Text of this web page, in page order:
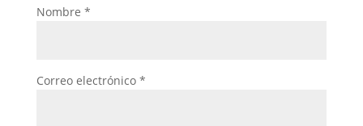
Nombre *
Correo electrónico *